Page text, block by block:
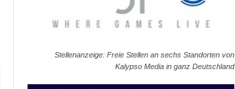
Stellenanzeige: Freie Stellen an sechs Standorten von
Kalypso Media in ganz Deutschland